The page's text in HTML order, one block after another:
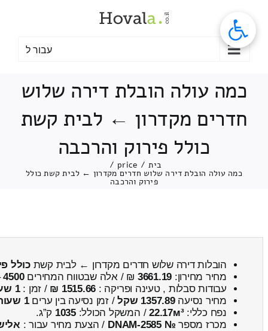
עבור ל
כמה עולה הובלת דירה שלוש
חדרים מקדרון ← לבית קשת
כולל פירוק והרכבה
בית /
price
/
כמה עולה הובלת דירה שלוש חדרים מקדרון ← לבית קשת כולל
פירוק והרכבה
הובלות דירה שלוש חדרים מקדרון ← לבית קשתכולל
מחיר מחירון: 3661.19 ₪ / אלה שבטווח המחירים4500
עבודות סבלות , טעינה ופריקה : 1515.66 ₪ / זמן :1 שעות 20 דקות
מחיר נסיעה1357.89 שקל / זמן נסיעה בין ערים1 שעות , 44 דקות
נפח כללי:22.17м³/ המשקל הכולל:1035 ק”ג.
מכרז מספר № DNAM-2585 / הצעת מחיר עבור :